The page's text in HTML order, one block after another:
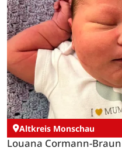
Altkreis Monschau
Louana Cormann-Braun